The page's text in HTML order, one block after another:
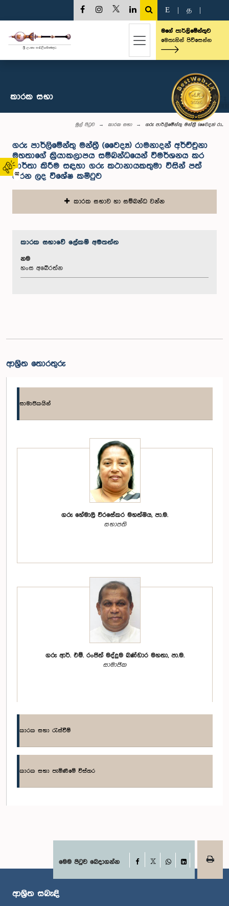
02
E த
මගේ පාර්ලිමේන්තුව
මෙතැනින් පිවිසෙන්න
කාරක සභා
මුල් පිටුව කාරක සභා ගරු පාර්ලිමේන්තු මන්ත්‍රී (වෛද්‍ය) රා...
ගරු පාර්ලිමේන්තු මන්ත්‍රී (වෛද්‍ය) රාමනාදන් අර්ච්චුනා
මහතාගේ ක්‍රියාකලාපය සම්බන්ධයෙන් විමර්ශනය කර
වාර්තා කිරීම සඳහා ගරු කථානායකතුමා විසින් පත්
කරන ලද විශේෂ කමිටුව
කාරක සභාව හා සම්බන්ධ වන්න
කාරක සභා‌වේ ලේකම් අමතන්න
නම
හංස අබේරත්න
ආශ්‍රිත තොරතුරු
සාමාජිකයින්
ගරු හේමාලි වීරසේකර මහත්මිය, පා.ම.
සභාපති
ගරු ආර්. එම්. රංජිත් මද්දුම බණ්ඩාර මහතා, පා.ම.
සාමාජික
කාරක සභා රැස්වීම්
කාරක සභා පැමිණීමේ විස්තර
මෙම පිටුව බෙදාගන්න Facebook
WhatsApp
LinkedIn
ආශ්‍රිත සබැඳි